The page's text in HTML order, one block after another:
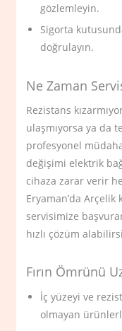
gözlemleyin.
Sigorta
doğrulayın.
Ne Zaman
Rezistans
ulaşmıyorsa ya da
profesyonel
değişimi elektrik
cihaza zarar verir
Eryaman’da
servisimize
hızlı çözüm
Fırın Ömrünü
İç yüzeyi ve
olmayan